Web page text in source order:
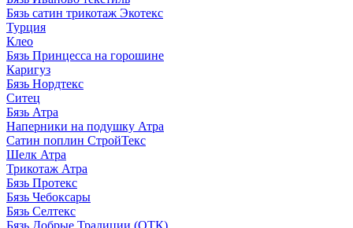
Бязь сатин трикотаж Экотекс
Турция
Клео
Бязь Принцесса на горошине
Каригуз
Бязь Нордтекс
Ситец
Бязь Атра
Наперники на подушку Атра
Сатин поплин СтройТекс
Шелк Атра
Трикотаж Атра
Бязь Протекс
Бязь Чебоксары
Бязь Селтекс
Бязь Добрые Традиции (ОТК)